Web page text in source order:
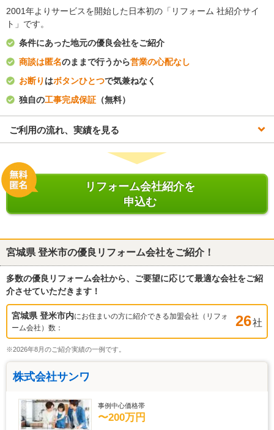
2001年よりサービスを開始した日本初の「リフォーム 社紹介サイ
ト」です。
条件にあった地元の優良会社をご紹介
商談は匿名のままで行うから営業の心配なし
お断り はボタンひとつで気兼ねなく
独自の工事完成保証 （無料）
ご利用の流れ、実績を見る
リフォーム会社紹介を
申込む
宮城県 登米市の優良リフォーム会社をご紹介！
多数の優良リフォーム会社から、ご要望に応じて最適な会社をご紹
介させていただきます！
宮城県 登米市内にお住まいの方に紹介できる加盟会社（リフォ
ーム会社）数：
26社
※2026年8月のご紹介実績の一例です。
株式会社サンワ
事例中心価格帯
〜200万円